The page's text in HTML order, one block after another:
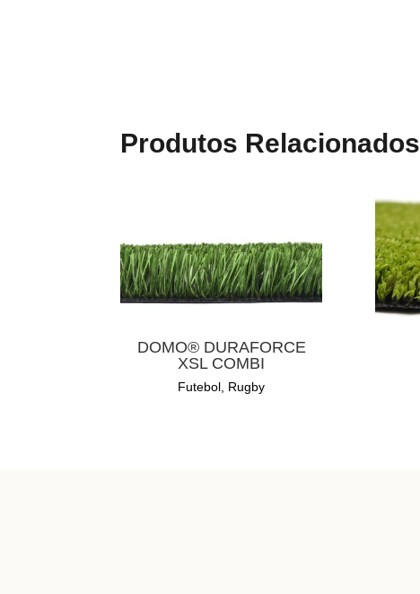
Produtos Relacionados
DOMO® DURAFORCE
XSL COMBI
Futebol Rugby